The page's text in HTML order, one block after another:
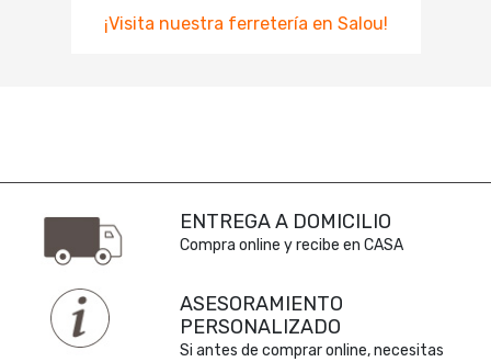
¡Visita nuestra ferretería en Salou!
ENTREGA A DOMICILIO
Compra online y recibe en CASA
ASESORAMIENTO
PERSONALIZADO
Si antes de comprar online, necesitas